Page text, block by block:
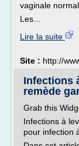
vaginale
Les...
Lire la suite
Site : http://
Infections
remède
Grab this
Infections à
pour infection